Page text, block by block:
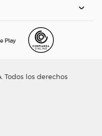
Play
Todos los derechos